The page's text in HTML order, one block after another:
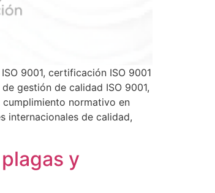
9001, certificación ISO 9001
gestión de calidad ISO 9001,
normativo en
internacionales de calidad,
y